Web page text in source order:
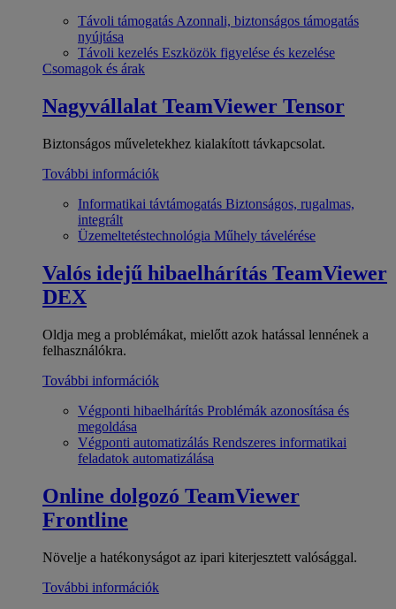
Távoli támogatás Azonnali, biztonságos támogatás
nyújtása
Távoli kezelés Eszközök figyelése és kezelése
Csomagok és árak
Nagyvállalat TeamViewer Tensor
Biztonságos műveletekhez kialakított távkapcsolat.
További információk
Informatikai távtámogatás Biztonságos, rugalmas,
integrált
Üzemeltetéstechnológia Műhely távelérése
Valós idejű hibaelhárítás TeamViewer
DEX
Oldja meg a problémákat, mielőtt azok hatással lennének a
felhasználókra.
További információk
Végponti hibaelhárítás Problémák azonosítása és
megoldása
Végponti automatizálás Rendszeres informatikai
feladatok automatizálása
Online dolgozó TeamViewer
Frontline
Növelje a hatékonyságot az ipari kiterjesztett valósággal.
További információk